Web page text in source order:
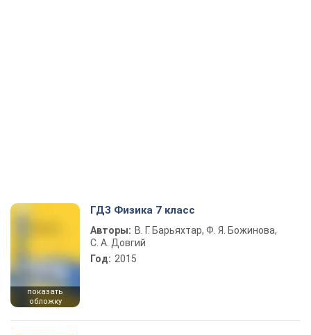
показать
обложку
ГДЗ Физика 7 класс
Авторы: В. Г. Барьяхтар, Ф. Я. Божинова,
С. А. Довгий
Год: 2015